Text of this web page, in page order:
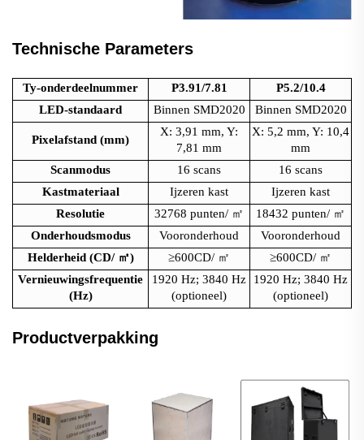
Technische Parameters
Ty-onderdeelnummer P3.91/7.81
P5.2/10.4
LED-standaard
Binnen SMD2020 Binnen SMD2020
Pixelafstand (mm)
X: 3,91 mm, Y:
7,81 mm
X: 5,2 mm, Y: 10,4
mm
Scanmodus
16 scans
16 scans
Kastmateriaal
Ijzeren kast
Ijzeren kast
Resolutie
32768 punten/ ㎡ 18432 punten/ ㎡
Onderhoudsmodus
Vooronderhoud
Vooronderhoud
Helderheid (CD/ ㎡) ≥600CD/ ㎡ ≥600CD/ ㎡
Vernieuwingsfrequentie
(Hz)
1920 Hz; 3840 Hz
(optioneel)
1920 Hz; 3840 Hz
(optioneel)
Productverpakking